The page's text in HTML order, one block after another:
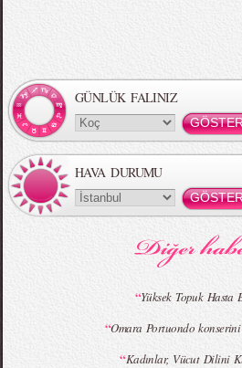
GÜNLÜK FALINIZ
HAVA DURUMU
“Yüksek Topuk Hasta
“Omara Portuondo konserini
“Kadınlar, Vücut Dilini